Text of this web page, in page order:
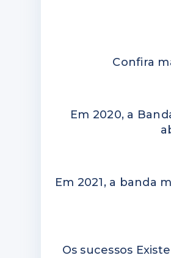
Confira
Em 2020, a
Em 2021, a banda
Os sucessos